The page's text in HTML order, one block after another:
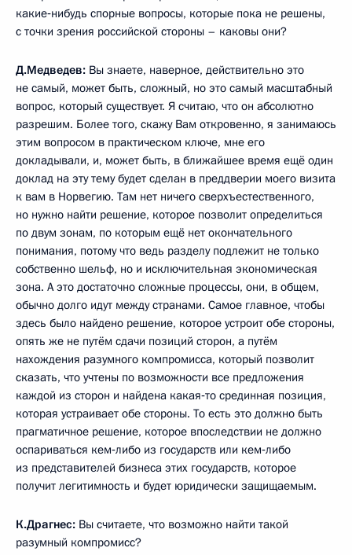
какие‑нибудь спорные вопросы, которые пока не решены,
с точки зрения российской стороны – каковы они?
Д.Медведев: Вы знаете, наверное, действительно это
не самый, может быть, сложный, но это самый масштабный
вопрос, который существует. Я считаю, что он абсолютно
разрешим. Более того, скажу Вам откровенно, я занимаюсь
этим вопросом в практическом ключе, мне его
докладывали, и, может быть, в ближайшее время ещё один
доклад на эту тему будет сделан в преддверии моего визита
к вам в Норвегию. Там нет ничего сверхъестественного,
но нужно найти решение, которое позволит определиться
по двум зонам, по которым ещё нет окончательного
понимания, потому что ведь разделу подлежит не только
собственно шельф, но и исключительная экономическая
зона. А это достаточно сложные процессы, они, в общем,
обычно долго идут между странами. Самое главное, чтобы
здесь было найдено решение, которое устроит обе стороны,
опять же не путём сдачи позиций сторон, а путём
нахождения разумного компромисса, который позволит
сказать, что учтены по возможности все предложения
каждой из сторон и найдена какая‑то срединная позиция,
которая устраивает обе стороны. То есть это должно быть
прагматичное решение, которое впоследствии не должно
оспариваться кем‑либо из государств или кем‑либо
из представителей бизнеса этих государств, которое
получит легитимность и будет юридически защищаемым.
К.Драгнес: Вы считаете, что возможно найти такой
разумный компромисс?